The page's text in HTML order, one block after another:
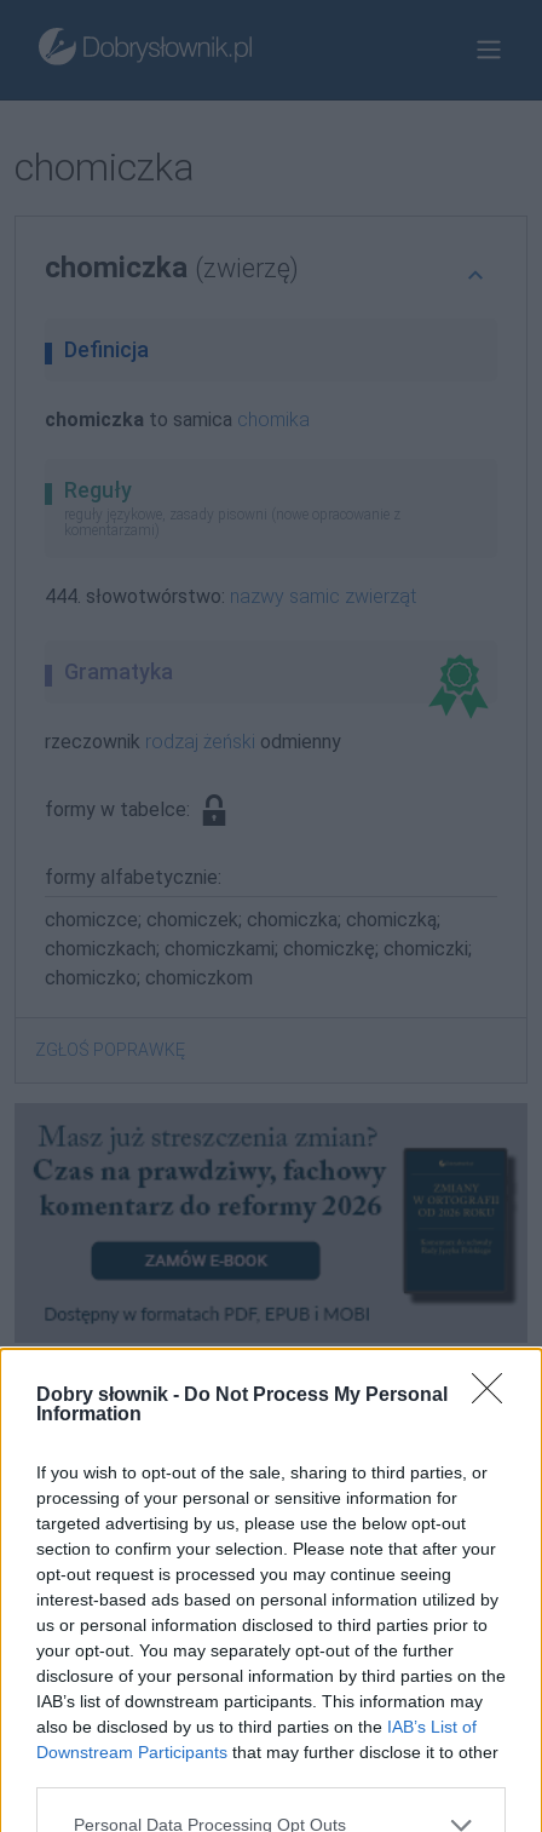
Dobry słownik - Do Not Process My Personal
Information
If you wish to opt-out of the sale, sharing to third parties, or
processing of your personal or sensitive information for
targeted advertising by us, please use the below opt-out
section to confirm your selection. Please note that after your
opt-out request is processed you may continue seeing
interest-based ads based on personal information utilized by
us or personal information disclosed to third parties prior to
your opt-out. You may separately opt-out of the further
disclosure of your personal information by third parties on the
IAB’s list of downstream participants. This information may
also be disclosed by us to third parties on the IAB’s List of
Downstream Participants that may further disclose it to other
Please note that this website/app uses one or more Google
Personal Data Processing Opt Outs
chomiczka
chomiczka (zwierzę)
Definicja
chomiczka to samica chomika
Reguły
reguły językowe, zasady pisowni (nowe opracowanie z
komentarzami)
444. słowotwórstwo: nazwy samic zwierząt
Gramatyka
rzeczownik rodzaj żeński odmienny
formy w tabelce:
formy alfabetycznie:
chomiczce; chomiczek; chomiczka; chomiczką;
chomiczkach; chomiczkami; chomiczkę; chomiczki;
chomiczko; chomiczkom
ZGŁOŚ POPRAWKĘ
Pozostały wątpliwości? Brakuje czegoś w haśle?
SPRAWDŹ
Często sprawdzane
Więcej sensu
O nadużywaniu
Kiedy tego Gwidona, kiedytego Gwida, kiedytego Gwido
czyli jeszcze o odmianie imienia
Gwido